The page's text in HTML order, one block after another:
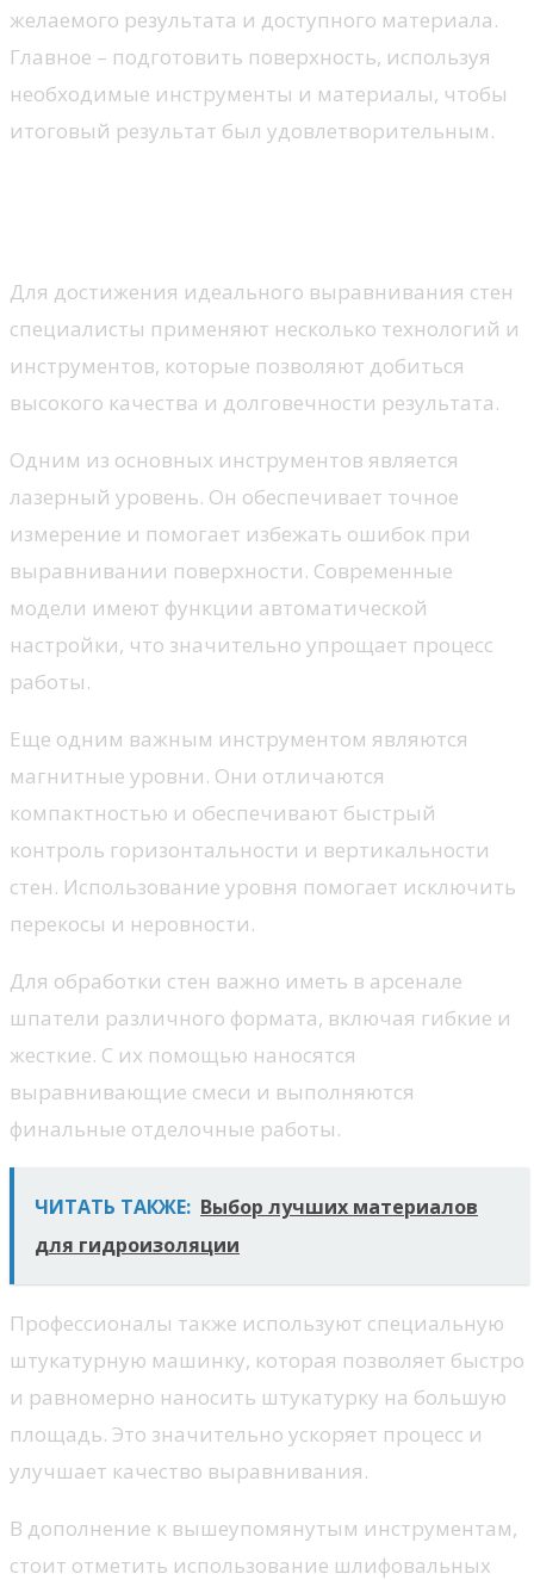
желаемого результата и доступного материала.
Главное – подготовить поверхность, используя
необходимые инструменты и материалы, чтобы
итоговый результат был удовлетворительным.
Для достижения идеального выравнивания стен
специалисты применяют несколько технологий и
инструментов, которые позволяют добиться
высокого качества и долговечности результата.
Одним из основных инструментов является
лазерный уровень. Он обеспечивает точное
измерение и помогает избежать ошибок при
выравнивании поверхности. Современные
модели имеют функции автоматической
настройки, что значительно упрощает процесс
работы.
Еще одним важным инструментом являются
магнитные уровни. Они отличаются
компактностью и обеспечивают быстрый
контроль горизонтальности и вертикальности
стен. Использование уровня помогает исключить
перекосы и неровности.
Для обработки стен важно иметь в арсенале
шпатели различного формата, включая гибкие и
жесткие. С их помощью наносятся
выравнивающие смеси и выполняются
финальные отделочные работы.
ЧИТАТЬ ТАКЖЕ: Выбор лучших материалов
для гидроизоляции
Профессионалы также используют специальную
штукатурную машинку, которая позволяет быстро
и равномерно наносить штукатурку на большую
площадь. Это значительно ускоряет процесс и
улучшает качество выравнивания.
В дополнение к вышеупомянутым инструментам,
стоит отметить использование шлифовальных